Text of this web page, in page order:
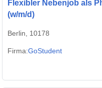
Flexibler Nebenjob als
(w/m/d)
Berlin, 10178
Firma:GoStudent